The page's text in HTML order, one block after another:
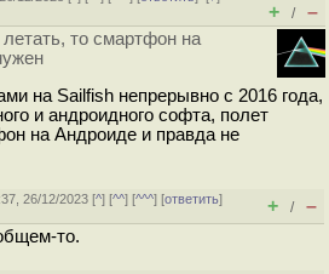
+ / –
то смартфон на
на Sailfish непрерывно с 2016 года,
и андроидного софта, полет
на Андроиде и правда не
26/12/2023 [^] [^^] [^^^] [ответить]
+ / –
то.